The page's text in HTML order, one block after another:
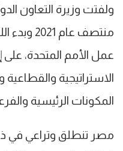
ولفتت وزيرة التعاون
منتصف
عمل الأمم المتحدة،
الاستراتيجية
المكونات الرئيسية
مصر تنطلق وتراعي في